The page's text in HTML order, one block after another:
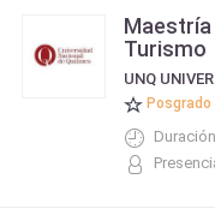
Maestría
Turismo
Posgrado